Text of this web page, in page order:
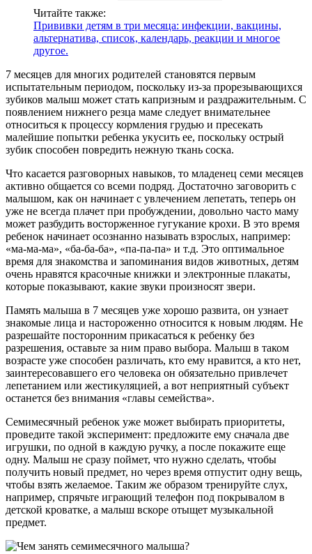
Читайте также:
Прививки детям в три месяца: инфекции, вакцины,
альтернатива, список, календарь, реакции и многое
другое.
7 месяцев для многих родителей становятся первым
испытательным периодом, поскольку из-за прорезывающихся
зубиков малыш может стать капризным и раздражительным. С
появлением нижнего резца маме следует внимательнее
относиться к процессу кормления грудью и пресекать
малейшие попытки ребенка укусить ее, поскольку острый
зубик способен повредить нежную ткань соска.
Что касается разговорных навыков, то младенец семи месяцев
активно общается со всеми подряд. Достаточно заговорить с
малышом, как он начинает с увлечением лепетать, теперь он
уже не всегда плачет при пробуждении, довольно часто маму
может разбудить восторженное гугукание крохи. В это время
ребенок начинает осознанно называть взрослых, например:
«ма-ма-ма», «ба-ба-ба», «па-па-па» и т.д. Это оптимальное
время для знакомства и запоминания видов животных, детям
очень нравятся красочные книжки и электронные плакаты,
которые показывают, какие звуки произносят звери.
Память малыша в 7 месяцев уже хорошо развита, он узнает
знакомые лица и настороженно относится к новым людям. Не
разрешайте посторонним прикасаться к ребенку без
разрешения, оставьте за ним право выбора. Малыш в таком
возрасте уже способен различать, кто ему нравится, а кто нет,
заинтересовавшего его человека он обязательно привлечет
лепетанием или жестикуляцией, а вот неприятный субъект
останется без внимания «главы семейства».
Семимесячный ребенок уже может выбирать приоритеты,
проведите такой эксперимент: предложите ему сначала две
игрушки, по одной в каждую ручку, а после покажите еще
одну. Малыш не сразу поймет, что нужно сделать, чтобы
получить новый предмет, но через время отпустит одну вещь,
чтобы взять желаемое. Таким же образом тренируйте слух,
например, спрячьте играющий телефон под покрывалом в
детской кроватке, а малыш вскоре отыщет музыкальной
предмет.